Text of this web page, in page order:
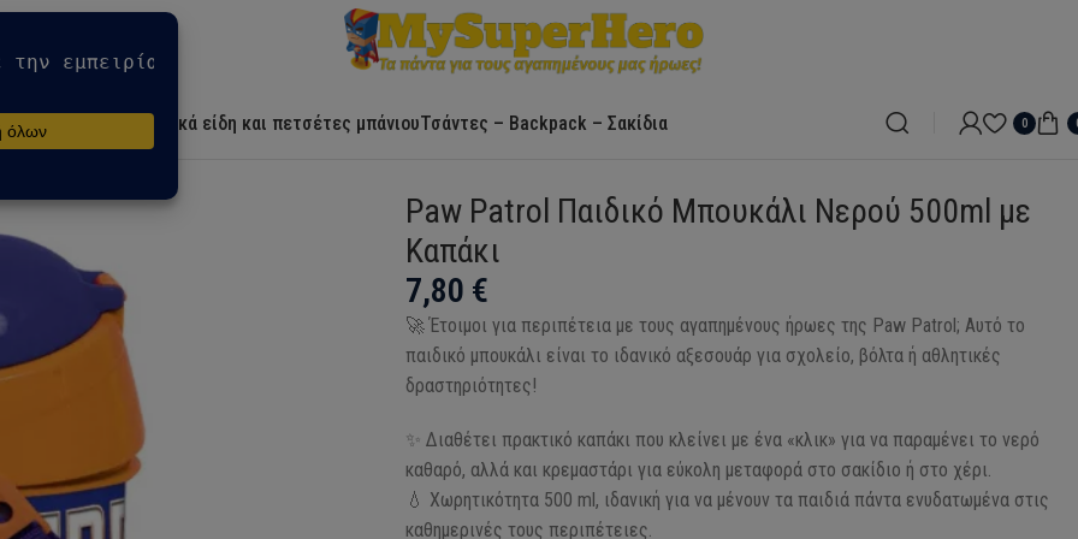
Λευκά είδη και πετσέτες μπάνιουΤσάντες – Backpack – Σακίδια 0
Καπάκι
Paw Patrol Παιδικό Μπουκάλι Νερού 500ml με
Καπάκι
7,80 €
🚀 Έτοιμοι για περιπέτεια με τους αγαπημένους ήρωες της Paw Patrol; Αυτό το
παιδικό μπουκάλι είναι το ιδανικό αξεσουάρ για σχολείο, βόλτα ή αθλητικές
δραστηριότητες!
✨ Διαθέτει πρακτικό καπάκι που κλείνει με ένα «κλικ» για να παραμένει το νερό
καθαρό, αλλά και κρεμαστάρι για εύκολη μεταφορά στο σακίδιο ή στο χέρι.
💧 Χωρητικότητα 500 ml, ιδανική για να μένουν τα παιδιά πάντα ενυδατωμένα στις
καθημερινές τους περιπέτειες.